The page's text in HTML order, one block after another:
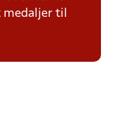
til